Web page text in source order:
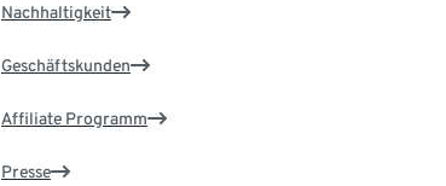
Nachhaltigkeit
Geschäftskunden
Affiliate Programm
Presse